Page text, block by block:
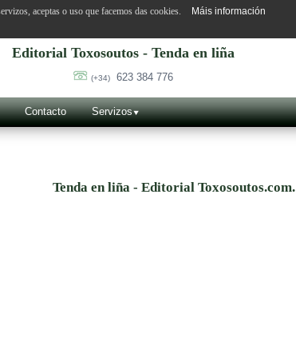
Editorial Toxosoutos - Tenda en liña
(+34) 623 384 776
Contacto Servizos
Tenda en liña - Editorial Toxosoutos.com.
aceptas o uso que facemos das cookies. Máis información